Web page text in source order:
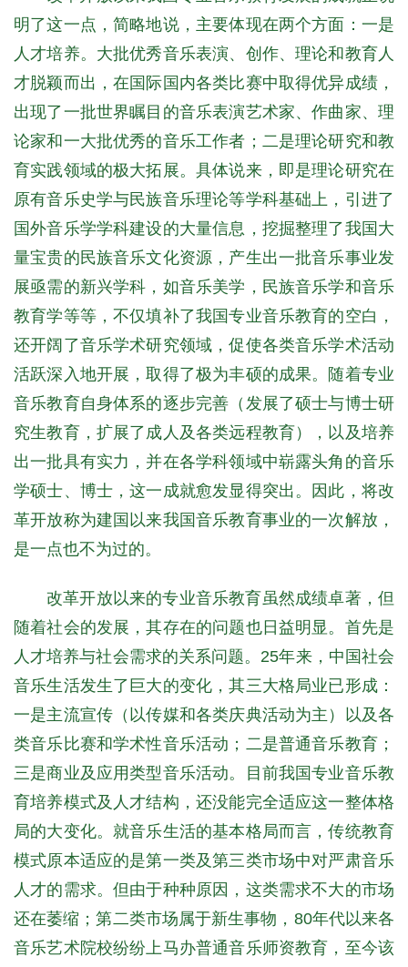
明了这一点，简略地说，主要体现在两个方面：一是
人才培养。大批优秀音乐表演、创作、理论和教育人
才脱颖而出，在国际国内各类比赛中取得优异成绩，
出现了一批世界瞩目的音乐表演艺术家、作曲家、理
论家和一大批优秀的音乐工作者；二是理论研究和教
育实践领域的极大拓展。具体说来，即是理论研究在
原有音乐史学与民族音乐理论等学科基础上，引进了
国外音乐学学科建设的大量信息，挖掘整理了我国大
量宝贵的民族音乐文化资源，产生出一批音乐事业发
展亟需的新兴学科，如音乐美学，民族音乐学和音乐
教育学等等，不仅填补了我国专业音乐教育的空白，
还开阔了音乐学术研究领域，促使各类音乐学术活动
活跃深入地开展，取得了极为丰硕的成果。随着专业
音乐教育自身体系的逐步完善（发展了硕士与博士研
究生教育，扩展了成人及各类远程教育），以及培养
出一批具有实力，并在各学科领域中崭露头角的音乐
学硕士、博士，这一成就愈发显得突出。因此，将改
革开放称为建国以来我国音乐教育事业的一次解放，
是一点也不为过的。
改革开放以来的专业音乐教育虽然成绩卓著，但
随着社会的发展，其存在的问题也日益明显。首先是
人才培养与社会需求的关系问题。25年来，中国社会
音乐生活发生了巨大的变化，其三大格局业已形成：
一是主流宣传（以传媒和各类庆典活动为主）以及各
类音乐比赛和学术性音乐活动；二是普通音乐教育；
三是商业及应用类型音乐活动。目前我国专业音乐教
育培养模式及人才结构，还没能完全适应这一整体格
局的大变化。就音乐生活的基本格局而言，传统教育
模式原本适应的是第一类及第三类市场中对严肃音乐
人才的需求。但由于种种原因，这类需求不大的市场
还在萎缩；第二类市场属于新生事物，80年代以来各
音乐艺术院校纷纷上马办普通音乐师资教育，至今该